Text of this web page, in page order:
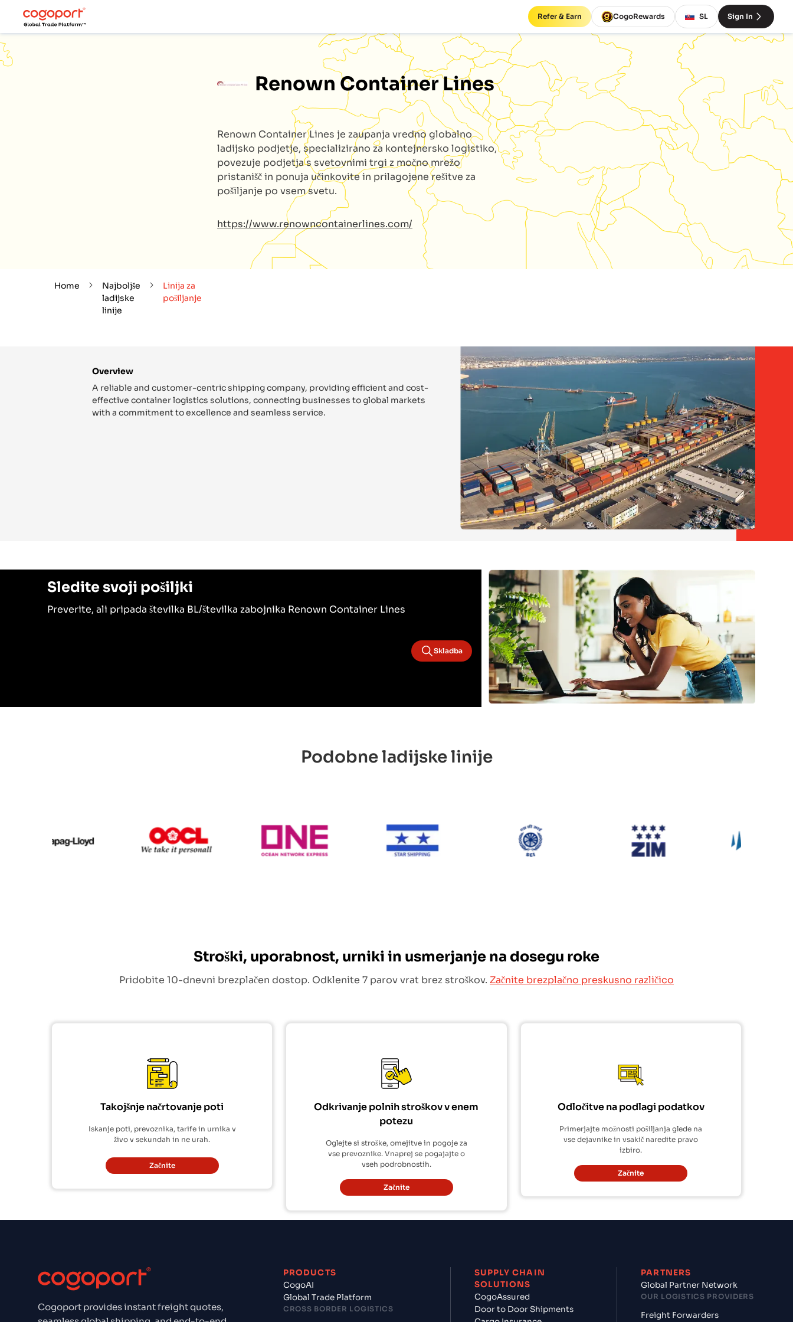
Refer & Earn CogoRewards SL Sign In
Renown Container Lines
Renown Container Lines je zaupanja vredno globalno
ladijsko podjetje, specializirano za kontejnersko logistiko,
povezuje podjetja s svetovnimi trgi z močno mrežo
pristanišč in ponuja učinkovite in prilagojene rešitve za
pošiljanje po vsem svetu.
https://www.renowncontainerlines.com/
Home
Najboljše
ladijske
linije
Linija za
pošiljanje
Overview
A reliable and customer-centric shipping company, providing efficient and cost-
effective container logistics solutions, connecting businesses to global markets
with a commitment to excellence and seamless service.
Sledite svoji pošiljki
Preverite, ali pripada številka BL/številka zabojnika Renown Container Lines
Skladba
Podobne ladijske linije
ONE Line
Stroški, uporabnost, urniki in usmerjanje na dosegu roke
Pridobite 10-dnevni brezplačen dostop. Odklenite 7 parov vrat brez stroškov. Začnite brezplačno preskusno različico
Takojšnje načrtovanje poti
Iskanje poti, prevoznika, tarife in urnika v
živo v sekundah in ne urah.
Začnite
Odkrivanje polnih stroškov v enem
potezu
Oglejte si stroške, omejitve in pogoje za
vse prevoznike. Vnaprej se pogajajte o
vseh podrobnostih.
Začnite
Odločitve na podlagi podatkov
Primerjajte možnosti pošiljanja glede na
vse dejavnike in vsakič naredite pravo
izbiro.
Začnite
Cogoport provides instant freight quotes,
PRODUCTS
CogoAI
Global Trade Platform
CROSS BORDER LOGISTICS
SUPPLY CHAIN
SOLUTIONS
CogoAssured
Door to Door Shipments
PARTNERS
Global Partner Network
OUR LOGISTICS PROVIDERS
Freight Forwarders